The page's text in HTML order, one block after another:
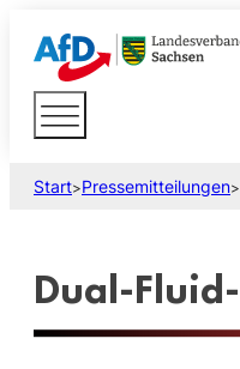
Start>Pressemitteilungen>
Dual-